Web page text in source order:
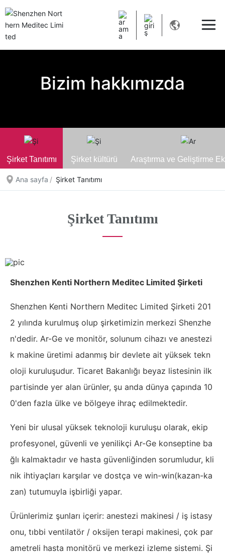
Bizim hakkımızda
Şirket Tanıtımı Şirket kültürü Araştırma ve Geliştirme
Ana sayfa Şirket Tanıtımı
Şirket Tanıtımı
Shenzhen Kenti Northern Meditec Limited Şirketi
Shenzhen Kenti Northern Meditec Limited Şirketi 201
2 yılında kurulmuş olup şirketimizin merkezi Shenzhe
n'dedir. Ar-Ge ve monitör, solunum cihazı ve anestezi
k makine üretimi adanmış bir devlete ait yüksek tekn
oloji kuruluşudur. Ticaret Bakanlığı beyaz listesinin ilk
partisinde yer alan ürünler, şu anda dünya çapında 10
0'den fazla ülke ve bölgeye ihraç edilmektedir.
Yeni bir ulusal yüksek teknoloji kuruluşu olarak, ekip
profesyonel, güvenli ve yenilikçi Ar-Ge konseptine ba
ğlı kalmaktadır ve hasta güvenliğinden sorumludur, kli
nik ihtiyaçları karşılar ve dostça ve win-win(kazan-ka
zan) tutumuyla işbirliği yapar.
Ürünlerimiz şunları içerir: anestezi makinesi / iş istasy
onu, tıbbi ventilatör / oksijen terapi makinesi, çok par
ametreli hasta monitörü ve merkezi izleme sistemi. Şi